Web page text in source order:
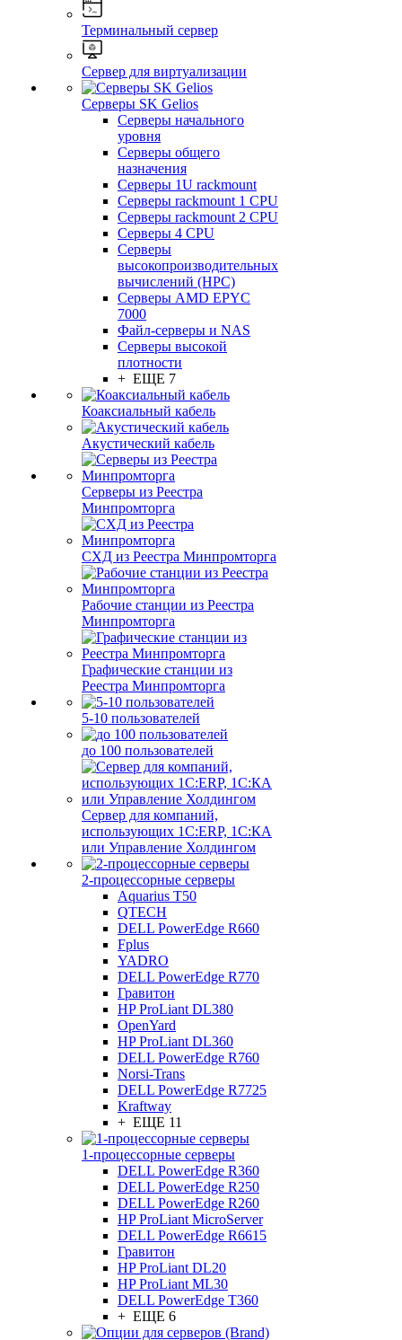
Терминальный сервер
Сервер для виртуализации
Серверы SK Gelios
Серверы начального
уровня
Серверы общего
назначения
Серверы 1U rackmount
Серверы rackmount 1 CPU
Серверы rackmount 2 CPU
Серверы 4 CPU
Серверы
высокопроизводительных
вычислений (HPC)
Серверы AMD EPYC
7000
Файл-серверы и NAS
Серверы высокой
плотности
+ ЕЩЕ 7
Коаксиальный кабель
Акустический кабель
Серверы из Реестра
Минпромторга
СХД из Реестра Минпромторга
Рабочие станции из Реестра
Минпромторга
Графические станции из
Реестра Минпромторга
5-10 пользователей
до 100 пользователей
Сервер для компаний,
использующих 1C:ERP, 1С:КА
или Управление Холдингом
2-процессорные серверы
Aquarius T50
QTECH
DELL PowerEdge R660
Fplus
YADRO
DELL PowerEdge R770
Гравитон
HP ProLiant DL380
OpenYard
HP ProLiant DL360
DELL PowerEdge R760
Norsi-Trans
DELL PowerEdge R7725
Kraftway
+ ЕЩЕ 11
1-процессорные серверы
DELL PowerEdge R360
DELL PowerEdge R250
DELL PowerEdge R260
HP ProLiant MicroServer
DELL PowerEdge R6615
Гравитон
HP ProLiant DL20
HP ProLiant ML30
DELL PowerEdge T360
+ ЕЩЕ 6